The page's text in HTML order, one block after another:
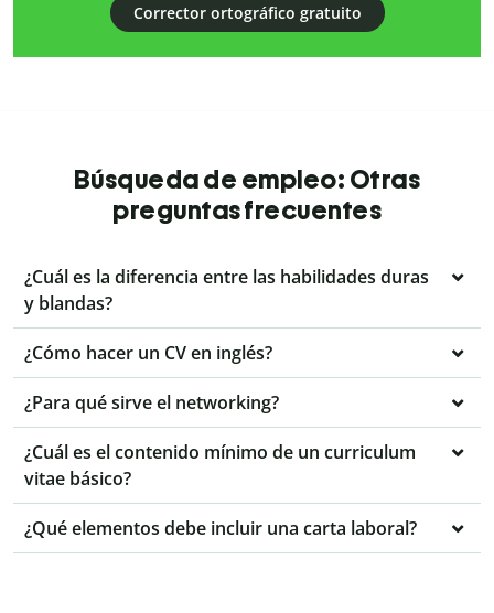
Corrector ortográfico gratuito
Búsqueda de empleo: Otras
preguntas frecuentes
¿Cuál es la diferencia entre las habilidades duras
y blandas?
¿Cómo hacer un CV en inglés?
¿Para qué sirve el networking?
¿Cuál es el contenido mínimo de un curriculum
vitae básico?
¿Qué elementos debe incluir una carta laboral?